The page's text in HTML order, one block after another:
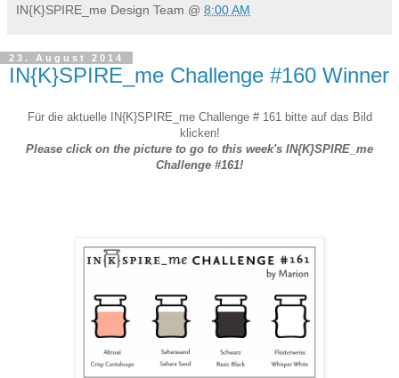
IN{K}SPIRE_me Design Team @ 8:00 AM
23. August 2014
IN{K}SPIRE_me Challenge #160 Winner
Für die aktuelle IN{K}SPIRE_me Challenge # 161 bitte auf das Bild
klicken!
Please click on the picture to go to this week's IN{K}SPIRE_me
Challenge #161!